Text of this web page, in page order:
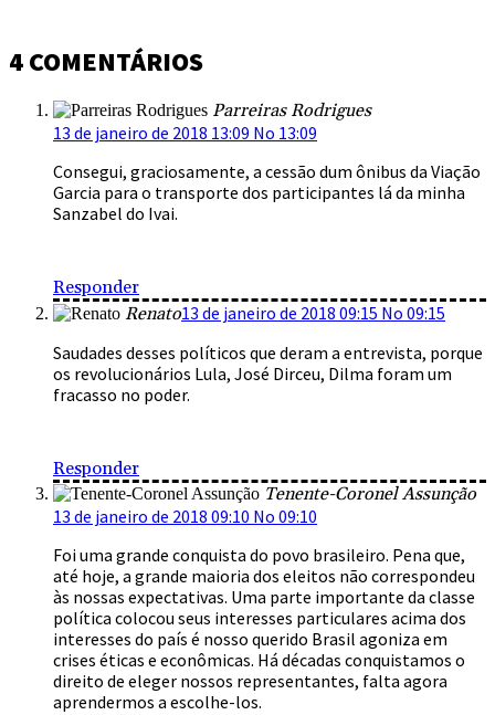
4 COMENTÁRIOS
Parreiras Rodrigues
13 de janeiro de 2018 13:09 No 13:09
Consegui, graciosamente, a cessão dum ônibus da Viação
Garcia para o transporte dos participantes lá da minha
Sanzabel do Ivai.
Responder
Renato13 de janeiro de 2018 09:15 No 09:15
Saudades desses políticos que deram a entrevista, porque
os revolucionários Lula, José Dirceu, Dilma foram um
fracasso no poder.
Responder
Tenente-Coronel Assunção
13 de janeiro de 2018 09:10 No 09:10
Foi uma grande conquista do povo brasileiro. Pena que,
até hoje, a grande maioria dos eleitos não correspondeu
às nossas expectativas. Uma parte importante da classe
política colocou seus interesses particulares acima dos
interesses do país é nosso querido Brasil agoniza em
crises éticas e econômicas. Há décadas conquistamos o
direito de eleger nossos representantes, falta agora
aprendermos a escolhe-los.